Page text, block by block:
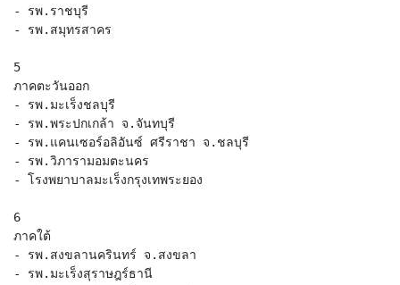
- รพ.ราชบุรี
- รพ.สมุทรสาคร
5
​ภาคตะวันออก
- รพ.มะเร็งชลบุรี
- รพ.พระปกเกล้า จ.จันทบุรี
- รพ.แคนเซอร์อลิอันซ์ ศรีราชา จ.ชลบุรี
- รพ.วิภารามอมตะนคร
- โรงพยาบาลมะเร็งกรุงเทพระยอง
6
ภาคใต้
- รพ.สงขลานครินทร์ จ.สงขลา
- รพ.มะเร็งสุราษฎร์ธานี